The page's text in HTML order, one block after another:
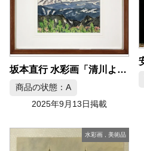
坂本直行 水彩画「清川より黒岳と桂月岳」
商品の状態：A
2025年9月13日掲載
水彩画, 美術品